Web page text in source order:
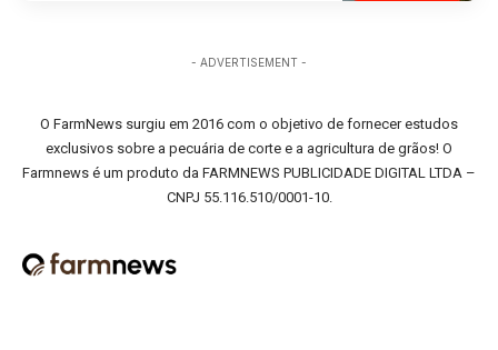
- ADVERTISEMENT -
O FarmNews surgiu em 2016 com o objetivo de fornecer estudos
exclusivos sobre a pecuária de corte e a agricultura de grãos! O
Farmnews é um produto da FARMNEWS PUBLICIDADE DIGITAL LTDA –
CNPJ 55.116.510/0001-10.